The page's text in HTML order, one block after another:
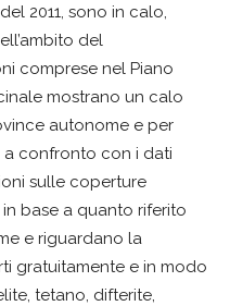
2011, sono in calo,
del
comprese nel Piano
mostrano un calo
autonome e per
a confronto con i dati
sulle coperture
base a quanto riferito
e riguardano la
gratuitamente e in modo
tetano, difterite,